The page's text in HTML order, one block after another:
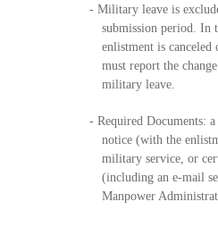
- Military leave is
submission period. In
enlistment is canceled
must report the
military leave.
- Required Documents:
notice (with the
military service, or
(including an e-mail
Manpower